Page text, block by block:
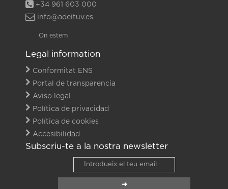
+34 961 603 000
info@adeituv.es
On estem
Legal information
Conformitat ENS
Portal de transparencia
Aviso legal
Política de privacidad
Política de cookies
Accesibilidad
Subscriu-te a la nostra newsletter